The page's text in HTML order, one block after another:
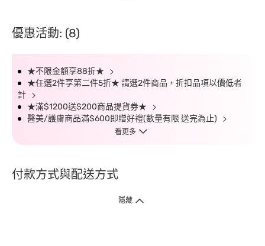
優惠活動: (8)
★不限金額享88折★
★任選2件享第二件5折★ 請選2件商品，折扣品項以價低者
計
★滿$1200送$200商品提貨券★
醫美/護膚商品滿$600即贈好禮(數量有限 送完為止)
看更多
付款方式與配送方式
隱藏